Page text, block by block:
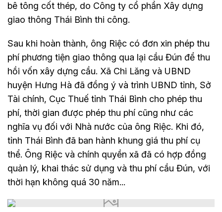
bê tông cốt thép, do Công ty cổ phần Xây dựng
giao thông Thái Bình thi công.
Sau khi hoàn thành, ông Riệc có đơn xin phép thu
phí phương tiện giao thông qua lại cầu Đún để thu
hồi vốn xây dựng cầu. Xã Chi Lăng và UBND
huyện Hưng Hà đã đồng ý và trình UBND tỉnh, Sở
Tài chính, Cục Thuế tỉnh Thái Bình cho phép thu
phí, thời gian được phép thu phí cũng như các
nghĩa vụ đối với Nhà nước của ông Riệc. Khi đó,
tỉnh Thái Bình đã ban hành khung giá thu phí cụ
thể. Ông Riệc và chính quyền xã đã có hợp đồng
quản lý, khai thác sử dụng và thu phí cầu Đún, với
thời hạn không quá 30 năm...